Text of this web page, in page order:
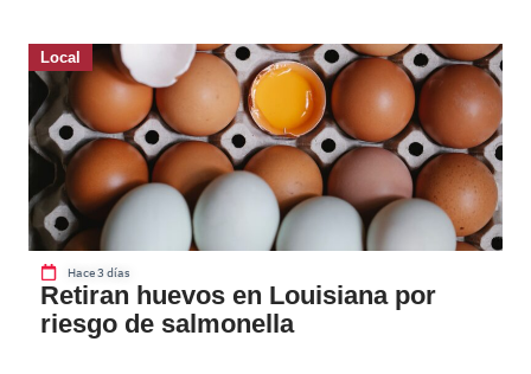
Local
Hace 3 días
Retiran huevos en Louisiana por
riesgo de salmonella